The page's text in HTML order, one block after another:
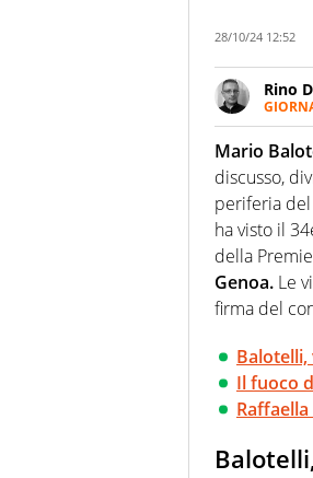
28/10/24 12:52
Rino
Se
curve
Mario
discusso,
periferia del
ha visto il
della
Genoa. Le
firma del
Balotelli,
Il fuoco